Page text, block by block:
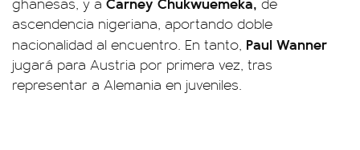
ascendencia nigeriana, aportando doble
nacionalidad al encuentro. En tanto, Paul Wanner
jugará para Austria por primera vez, tras
representar a Alemania en juveniles.